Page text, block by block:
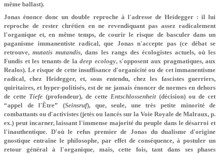
même ballast).
Jonas énonce donc un double reproche à l'adresse de Heidegger : il lui
reproche de rester chrétien en ne revendiquant pas assez radicalement
l'organique et, en même temps, de courir le risque de basculer dans un
paganisme immanentiste radical, que Jonas n'accepte pas (ce débat se
retrouve,mutatis mutandis, dans les rangs des écologistes actuels, où les
Fundis et les tenants de ladeep ecology, s'opposent aux pragmatiques, aux
Realos). Le risque de cette insuffisance d'organicité ou de cet immanentisme
radical, chez Heidegger, et, sous entendu, chez les fascistes guerriers,
quiritaires, et hyper-politisés, est de ne jamais énoncer de normes en dehors
de cette Tiefe (profondeur), de cetteEntschlossenheit (décision) ou de cet
“appel de l'Être” (Seinsruf), que, seule, une très petite minorité de
combattants ou d'activistes (jetés ou lancés sur la Voie Royale de Malraux, p.
ex.) peut incarner, laissant l'immense majorité du peuple dans le désarroi et
l'inauthentique. D'où le refus premier de Jonas du dualisme d'origine
gnostique entraîne le philosophe, par effet de conséquence, à postuler un
retour général à l'organique, mais, cette fois, tant dans ses phases